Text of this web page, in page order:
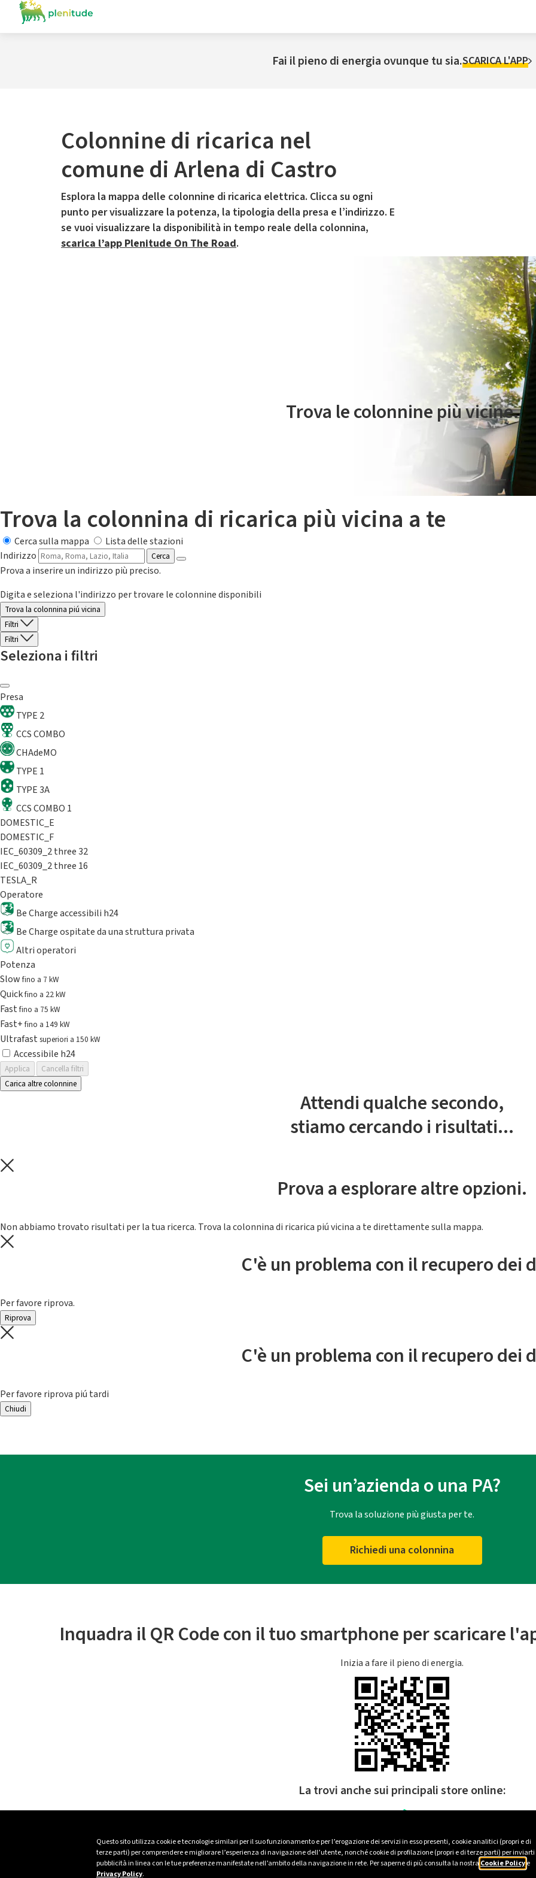
Questo sito utilizza cookie e tecnologie similari per il suo funzionamento e per l’erogazione dei servizi in esso presenti, cookie analitici (propri e di
terze parti) per comprendere e migliorare l’esperienza di navigazione dell’utente, nonché cookie di profilazione (propri e di terze parti) per inviarti
pubblicità in linea con le tue preferenze manifestate nell’ambito della navigazione in rete. Per saperne di più consulta la nostra Cookie Policye
Privacy Policy.
Fai il pieno di energia ovunque tu sia.SCARICA L'APP
Colonnine di ricarica nel
comune di Arlena di Castro
Esplora la mappa delle colonnine di ricarica elettrica. Clicca su ogni
punto per visualizzare la potenza, la tipologia della presa e l’indirizzo. E
se vuoi visualizzare la disponibilità in tempo reale della colonnina,
scarica l’app Plenitude On The Road.
Il servizio di mobilità elettrica è gestito da Plenitude On The Road
Trova le colonnine più vicine.
Trova la colonnina di ricarica più vicina a te
Cerca sulla mappa
Lista delle stazioni
Indirizzo
Cerca
Prova a inserire un indirizzo più preciso.
Digita e seleziona l'indirizzo per trovare le colonnine disponibili
Trova la colonnina piú vicina
Filtri
Filtri
Seleziona i filtri
Presa
TYPE 2
CCS COMBO
CHAdeMO
TYPE 1
TYPE 3A
CCS COMBO 1
DOMESTIC_E
DOMESTIC_F
IEC_60309_2 three 32
IEC_60309_2 three 16
TESLA_R
Operatore
Be Charge accessibili h24
Be Charge ospitate da una struttura privata
Altri operatori
Potenza
Slowfino a 7 kW
Quickfino a 22 kW
Fastfino a 75 kW
Fast+fino a 149 kW
Ultrafast superiori a 150 kW
Accessibile h24
Applica
Cancella filtri
Carica altre colonnine
Attendi qualche secondo,
stiamo cercando i risultati...
Prova a esplorare altre opzioni.
Non abbiamo trovato risultati per la tua ricerca. Trova la colonnina di ricarica piú vicina a te direttamente sulla mappa.
C'è un problema con il recupero dei
Per favore riprova.
Riprova
C'è un problema con il recupero dei
Per favore riprova piú tardi
Chiudi
Sei un’azienda o una PA?
Trova la soluzione più giusta per te.
Richiedi una colonnina
Inquadra il QR Code con il tuo smartphone per scaricare
Inizia a fare il pieno di energia.
La trovi anche sui principali store online: